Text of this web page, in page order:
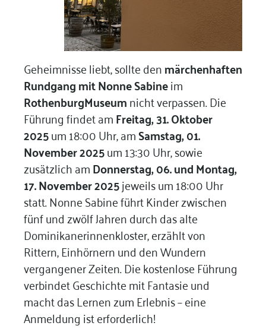
Geheimnisse liebt, sollte denmärchenhaften
Rundgang mit Nonne Sabineim
RothenburgMuseumnicht verpassen. Die
Führung findet amFreitag, 31. Oktober
2025um 18:00 Uhr, amSamstag, 01.
November 2025um 13:30 Uhr, sowie
zusätzlich amDonnerstag, 06. und Montag,
17. November 2025jeweils um 18:00 Uhr
statt. Nonne Sabine führt Kinder zwischen
fünf und zwölf Jahren durch das alte
Dominikanerinnenkloster, erzählt von
Rittern, Einhörnern und den Wundern
vergangener Zeiten. Die kostenlose Führung
verbindet Geschichte mit Fantasie und
macht das Lernen zum Erlebnis – eine
Anmeldung ist erforderlich!